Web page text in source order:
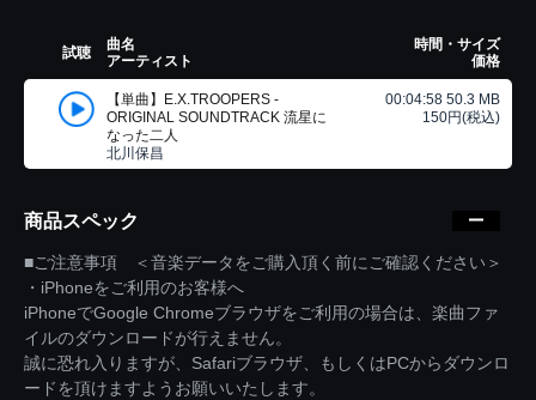
試聴
曲名
アーティスト
時間・サイズ
価格
【単曲】E.X.TROOPERS -
ORIGINAL SOUNDTRACK 流星に
なった二人
北川保昌
00:04:58 50.3 MB
150円(税込)
商品スペック
■ご注意事項 ＜音楽データをご購入頂く前にご確認ください＞
・iPhoneをご利用のお客様へ
iPhoneでGoogle Chromeブラウザをご利用の場合は、楽曲ファ
イルのダウンロードが行えません。
誠に恐れ入りますが、Safariブラウザ、もしくはPCからダウンロ
ードを頂けますようお願いいたします。